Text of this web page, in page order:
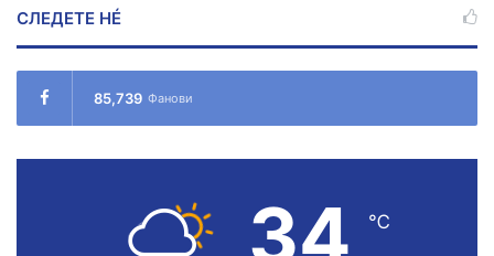
СЛЕДЕТЕ НÉ
85,739 Фанови
34 ℃